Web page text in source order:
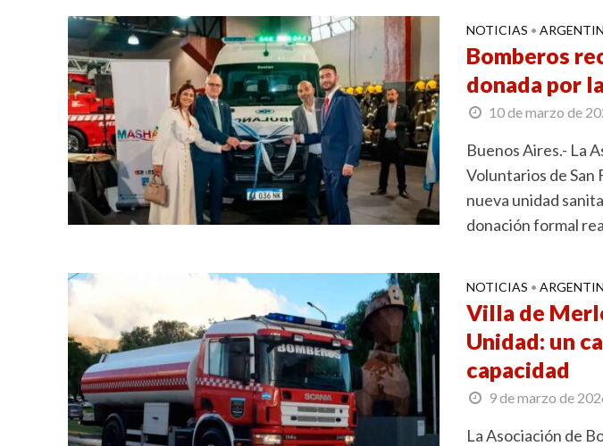
NOTICIAS •
Bomberos
donada por
10 de marzo de
Buenos Aires.- La
Voluntarios de San
nueva unidad
donación formal
NOTICIAS •
Villa de
Unidad: un
capacidad
9 de marzo de
La Asociación de